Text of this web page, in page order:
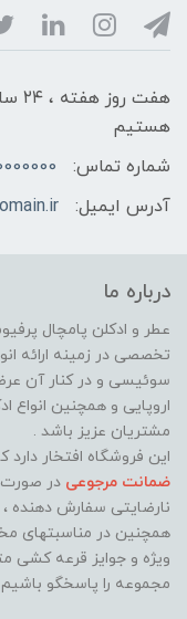
هستیم
شماره تماس:
آدرس ایمیل:
درباره ما
عطر و ادکلن پامچال
تخصصی در زمینه ارائه
سوئیسی و در کنار آن
اروپایی و همچنین انواع
مشتریان عزیز باشد .
این فروشگاه افتخار
ضمانت مرجوعی در
نارضایتی سفارش دهنده
همچنین در مناسبتهای
ویژه و جوایز قرعه کشی
مجموعه را پاسخگو